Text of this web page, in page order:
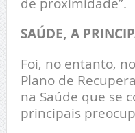
SAÚDE, A
Foi, no entanto,
Plano de
na Saúde que se
principais